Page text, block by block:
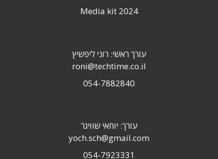
Media kit 2024
עורך ראשי: רוני ליפשיץ
roni@techtime.co.il
054-7882840
עורך: יוחאי שוויגר
yoch.sch@gmail.com
054-7923331